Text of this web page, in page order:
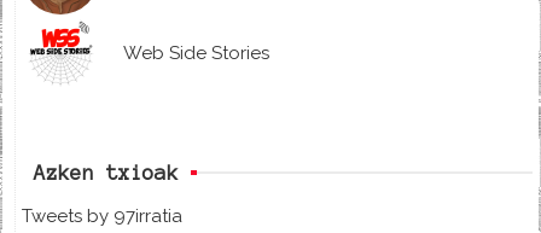
Web Side Stories
Azken txioak
Tweets by 97irratia